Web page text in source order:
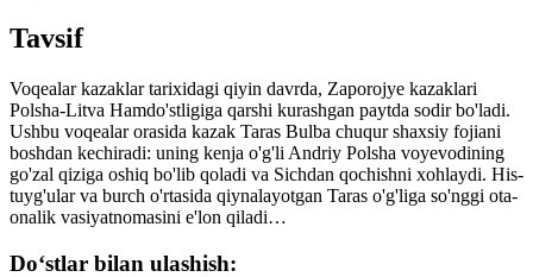
Tavsif
Voqealar kazaklar tarixidagi qiyin davrda, Zaporojye kazaklari
Polsha-Litva Hamdo'stligiga qarshi kurashgan paytda sodir bo'ladi.
Ushbu voqealar orasida kazak Taras Bulba chuqur shaxsiy fojiani
boshdan kechiradi: uning kenja o'g'li Andriy Polsha voyevodining
go'zal qiziga oshiq bo'lib qoladi va Sichdan qochishni xohlaydi. His-
tuyg'ular va burch o'rtasida qiynalayotgan Taras o'g'liga so'nggi ota-
onalik vasiyatnomasini e'lon qiladi…
Do‘stlar bilan ulashish: